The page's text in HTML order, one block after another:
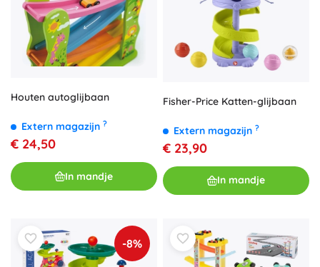
Houten autoglijbaan
Extern magazijn ?
€ 24,50
In mandje
Fisher-Price Katten-glijbaan
Extern magazijn ?
€ 23,90
In mandje
-8%